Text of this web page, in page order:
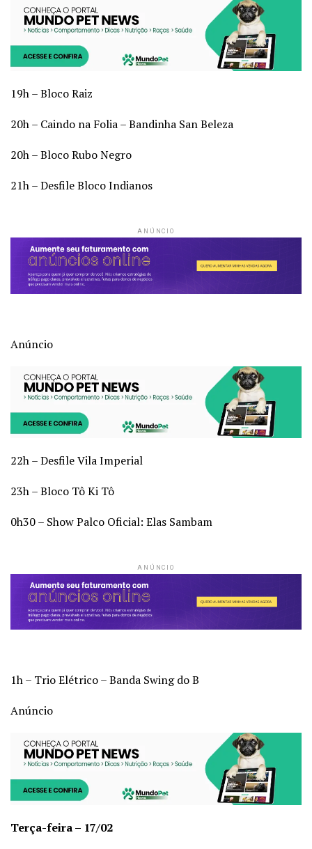
19h – Bloco Raiz
20h – Caindo na Folia – Bandinha San Beleza
20h – Bloco Rubo Negro
21h – Desfile Bloco Indianos
ANÚNCIO
Anúncio
22h – Desfile Vila Imperial
23h – Bloco Tô Ki Tô
0h30 – Show Palco Oficial: Elas Sambam
ANÚNCIO
1h – Trio Elétrico – Banda Swing do B
Anúncio
Terça-feira – 17/02